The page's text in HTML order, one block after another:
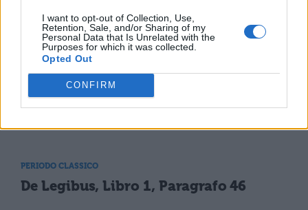
I want to opt-out of Collection, Use,
Retention, Sale, and/or Sharing of my
Personal Data that Is Unrelated with the
Purposes for which it was collected.
Opted Out
CONFIRM
PERIODO CLASSICO
De Legibus, Libro 1, Paragrafo 12
PERIODO CLASSICO
PERIODO CLASSICO
De Legibus, Libro 1, Paragrafo 46